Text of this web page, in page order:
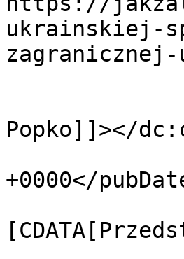
ukrainskiej-
zagranicznej-
Popko]]></
+0000</